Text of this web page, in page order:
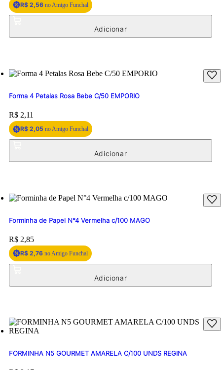
R$ 2,56 no Amigo Funchal
Forma 4 Petalas Rosa Bebe C/50 EMPORIO
Price:
R$ 2,11
R$ 2,05 no Amigo Funchal
Forminha de Papel N°4 Vermelha c/100 MAGO
Price:
R$ 2,85
R$ 2,76 no Amigo Funchal
FORMINHA N5 GOURMET AMARELA C/100 UNDS REGINA